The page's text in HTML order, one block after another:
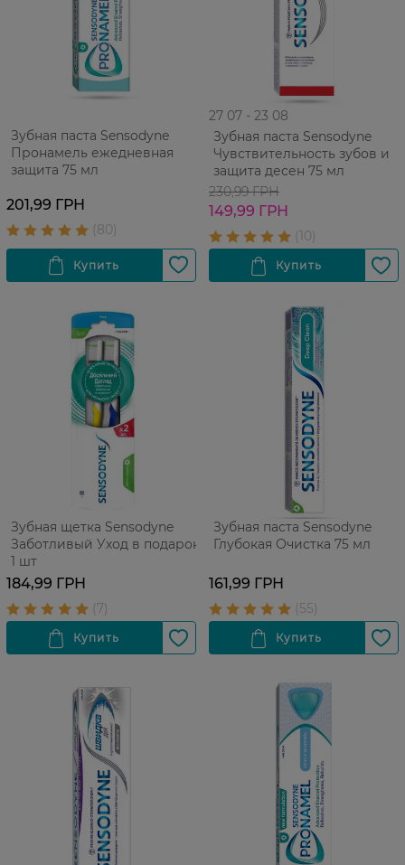
Зубная паста Sensodyne
Пронамель ежедневная
защита 75 мл
201,99 ГРН
27 07 - 23 08
Зубная паста Sensodyne
Чувствительность зубов и
защита десен 75 мл
230,99 ГРН
149,99 ГРН
Зубная щетка Sensodyne
Заботливый Уход в подарок
1 шт
184,99 ГРН
Зубная паста Sensodyne
Глубокая Очистка 75 мл
161,99 ГРН